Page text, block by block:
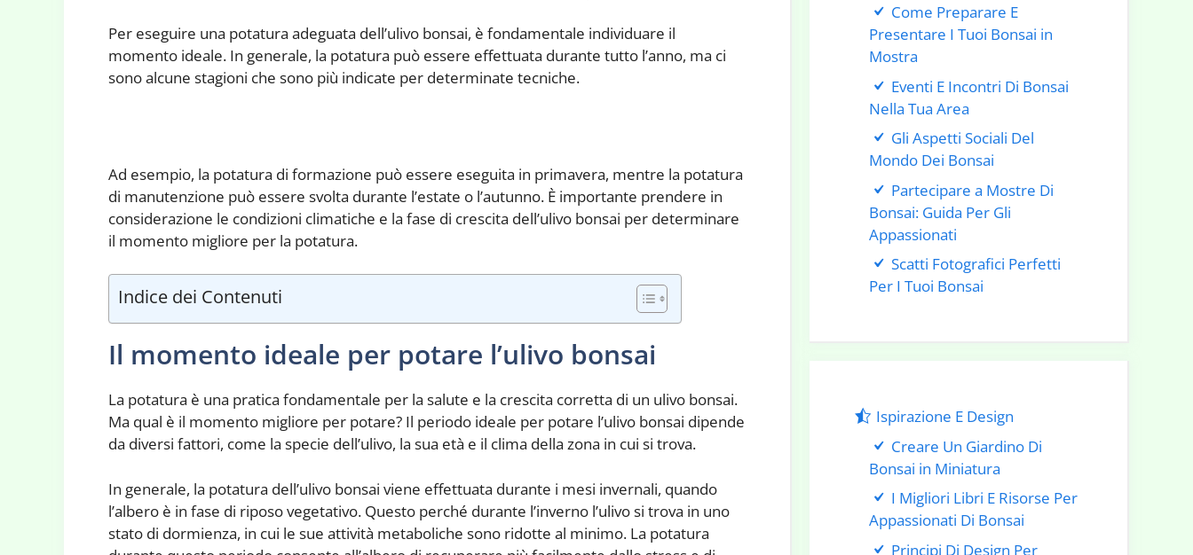
Per eseguire una potatura adeguata dell’ulivo bonsai, è fondamentale individuare il
momento ideale. In generale, la potatura può essere effettuata durante tutto l’anno, ma ci
sono alcune stagioni che sono più indicate per determinate tecniche.
Ad esempio, la potatura di formazione può essere eseguita in primavera, mentre la potatura
di manutenzione può essere svolta durante l’estate o l’autunno. È importante prendere in
considerazione le condizioni climatiche e la fase di crescita dell’ulivo bonsai per determinare
il momento migliore per la potatura.
Indice dei Contenuti
Il momento ideale per potare l’ulivo bonsai
La potatura è una pratica fondamentale per la salute e la crescita corretta di un ulivo bonsai.
Ma qual è il momento migliore per potare? Il periodo ideale per potare l’ulivo bonsai dipende
da diversi fattori, come la specie dell’ulivo, la sua età e il clima della zona in cui si trova.
In generale, la potatura dell’ulivo bonsai viene effettuata durante i mesi invernali, quando
l’albero è in fase di riposo vegetativo. Questo perché durante l’inverno l’ulivo si trova in uno
stato di dormienza, in cui le sue attività metaboliche sono ridotte al minimo. La potatura
Come Preparare E
Presentare I Tuoi Bonsai in
Mostra
Eventi E Incontri Di Bonsai
Nella Tua Area
Gli Aspetti Sociali Del
Mondo Dei Bonsai
Partecipare a Mostre Di
Bonsai: Guida Per Gli
Appassionati
Scatti Fotografici Perfetti
Per I Tuoi Bonsai
Ispirazione E Design
Creare Un Giardino Di
Bonsai in Miniatura
I Migliori Libri E Risorse Per
Appassionati Di Bonsai
Principi Di Design Per